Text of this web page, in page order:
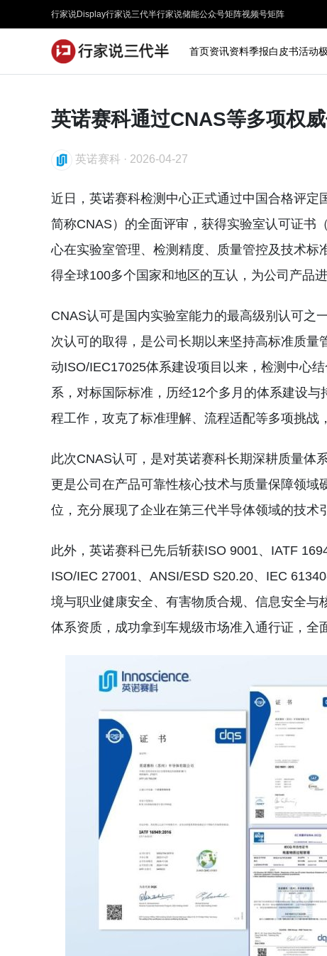
行家说Display行家说三代半行家说储能公众号矩阵视频号矩阵
首页资讯资料季报白皮书活动
英诺赛科通过CNAS等多项权
英诺赛科 · 2026-04-27
近日，英诺赛科检测中心正式通过中国合格评
简称CNAS）的全面评审，获得实验室认可证书
心在实验室管理、检测精度、质量管控及技术
得全球100多个国家和地区的互认，为公司产品
CNAS认可是国内实验室能力的最高级别认可之
次认可的取得，是公司长期以来坚持高标准质
动ISO/IEC17025体系建设项目以来，检测中心
系，对标国际标准，历经12个多月的体系建设
程工作，攻克了标准理解、流程适配等多项挑战
此次CNAS认可，是对英诺赛科长期深耕质量体
更是公司在产品可靠性核心技术与质量保障领
位，充分展现了企业在第三代半导体领域的技术
此外，英诺赛科已先后斩获ISO 9001、IATF
ISO/IEC 27001、ANSI/ESD S20.20、IEC
境与职业健康安全、有害物质合规、信息安全
体系资质，成功拿到车规级市场准入通行证，全